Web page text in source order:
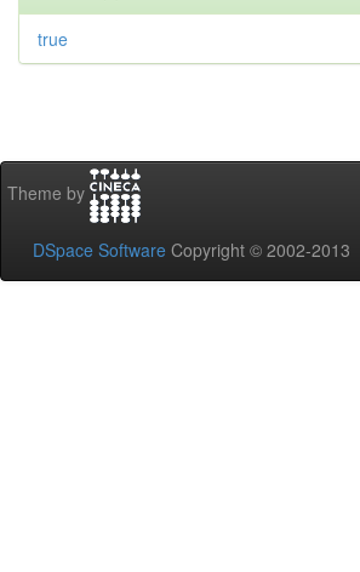
true
Theme by
DSpace Software Copyright © 2002-2013